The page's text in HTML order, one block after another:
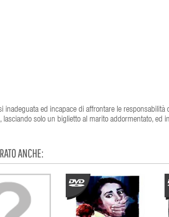
inadeguata ed incapace di affrontare le responsabilità
solo un biglietto al marito addormentato, ed
ANCHE: